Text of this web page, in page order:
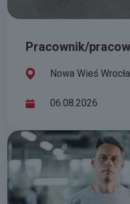
Pracownik/
Nowa Wieś
06.08.2026